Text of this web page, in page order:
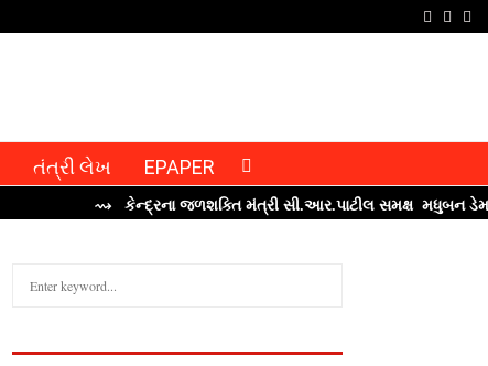
b
o
o
t
e
r
a
g
r
તંત્રી લેખ EPAPER
⇝ કેન્‍દ્રના જળશક્‍તિ મંત્રી સી.આર.પાટીલ સમક્ષ મધુબન ડેમ તથા